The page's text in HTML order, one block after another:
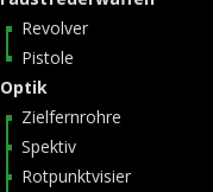
Revolver
Pistole
Optik
Zielfernrohre
Spektiv
Rotpunktvisier